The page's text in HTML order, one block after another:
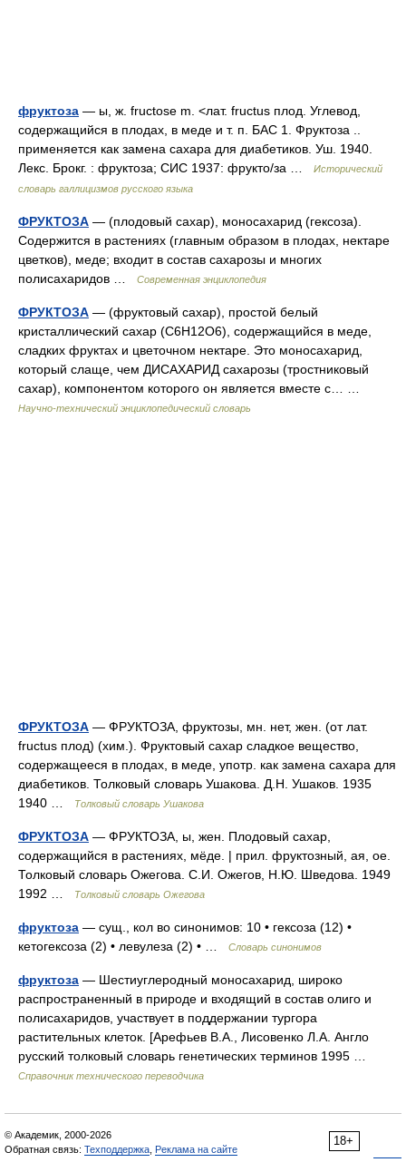
фруктоза — ы, ж. fructose m. <лат. fructus плод. Углевод,
содержащийся в плодах, в меде и т. п. БАС 1. Фруктоза ..
применяется как замена сахара для диабетиков. Уш. 1940.
Лекс. Брокг. : фруктоза; СИС 1937: фрукто/за …
Исторический
словарь галлицизмов русского языка
ФРУКТОЗА — (плодовый сахар), моносахарид (гексоза).
Содержится в растениях (главным образом в плодах, нектаре
цветков), меде; входит в состав сахарозы и многих
полисахаридов …
Современная энциклопедия
ФРУКТОЗА — (фруктовый сахар), простой белый
кристаллический сахар (C6H12O6), содержащийся в меде,
сладких фруктах и цветочном нектаре. Это моносахарид,
который слаще, чем ДИСАХАРИД сахарозы (тростниковый
сахар), компонентом которого он является вместе с… …
Научно-технический энциклопедический словарь
ФРУКТОЗА — ФРУКТОЗА, фруктозы, мн. нет, жен. (от лат.
fructus плод) (хим.). Фруктовый сахар сладкое вещество,
содержащееся в плодах, в меде, употр. как замена сахара для
диабетиков. Толковый словарь Ушакова. Д.Н. Ушаков. 1935
1940 …
Толковый словарь Ушакова
ФРУКТОЗА — ФРУКТОЗА, ы, жен. Плодовый сахар,
содержащийся в растениях, мёде. | прил. фруктозный, ая, ое.
Толковый словарь Ожегова. С.И. Ожегов, Н.Ю. Шведова. 1949
1992 …
Толковый словарь Ожегова
фруктоза — сущ., кол во синонимов: 10 • гексоза (12) •
кетогексоза (2) • левулеза (2) • …
Словарь синонимов
фруктоза — Шестиуглеродный моносахарид, широко
распространенный в природе и входящий в состав олиго и
полисахаридов, участвует в поддержании тургора
растительных клеток. [Арефьев В.А., Лисовенко Л.А. Англо
русский толковый словарь генетических терминов 1995 …
Справочник технического переводчика
18+
© Академик, 2000-2026
Обратная связь: Техподдержка Реклама на сайте